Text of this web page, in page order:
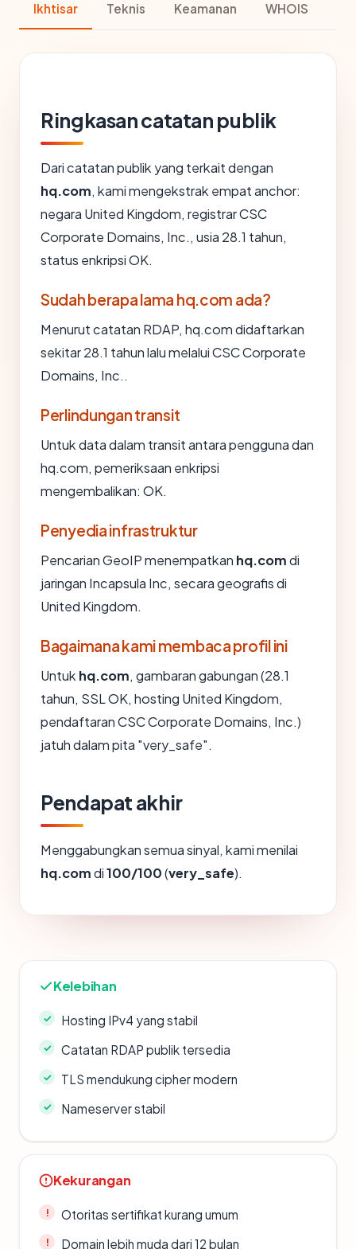
Ikhtisar Teknis Keamanan WHOIS
Ringkasan catatan publik
Dari catatan publik yang terkait dengan
hq.com, kami mengekstrak empat anchor:
negara United Kingdom, registrar CSC
Corporate Domains, Inc., usia 28.1 tahun,
status enkripsi OK.
Sudah berapa lama hq.com ada?
Menurut catatan RDAP, hq.com didaftarkan
sekitar 28.1 tahun lalu melalui CSC Corporate
Domains, Inc..
Perlindungan transit
Untuk data dalam transit antara pengguna dan
hq.com, pemeriksaan enkripsi
mengembalikan: OK.
Penyedia infrastruktur
Pencarian GeoIP menempatkan hq.comdi
jaringan Incapsula Inc, secara geografis di
United Kingdom.
Bagaimana kami membaca profil ini
Untuk hq.com, gambaran gabungan (28.1
tahun, SSL OK, hosting United Kingdom,
pendaftaran CSC Corporate Domains, Inc.)
jatuh dalam pita "very_safe".
Pendapat akhir
Menggabungkan semua sinyal, kami menilai
hq.comdi100/100(very_safe).
Kelebihan
Hosting IPv4 yang stabil
Catatan RDAP publik tersedia
TLS mendukung cipher modern
Nameserver stabil
Kekurangan
Otoritas sertifikat kurang umum
Domain lebih muda dari 12 bulan